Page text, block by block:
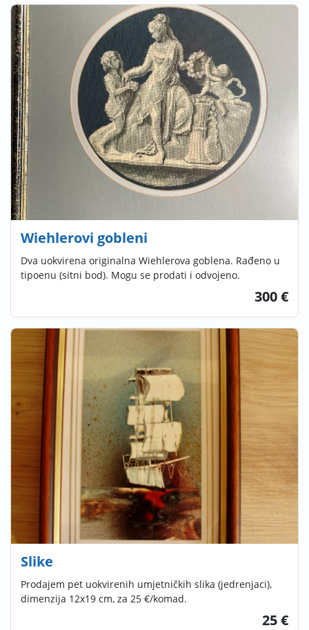
Wiehlerovi gobleni
Dva uokvirena originalna Wiehlerova goblena. Rađeno u
tipoenu (sitni bod). Mogu se prodati i odvojeno.
300 €
Slike
Prodajem pet uokvirenih umjetničkih slika (jedrenjaci),
dimenzija 12x19 cm, za 25 €/komad.
25 €